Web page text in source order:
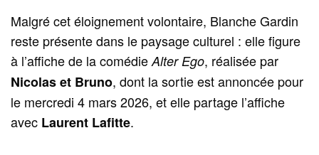
Malgré cet éloignement volontaire, Blanche Gardin
reste présente dans le paysage culturel : elle figure
à l’affiche de la comédieAlter Ego, réalisée par
Nicolas et Bruno, dont la sortie est annoncée pour
le mercredi 4 mars 2026, et elle partage l’affiche
avec Laurent Lafitte.